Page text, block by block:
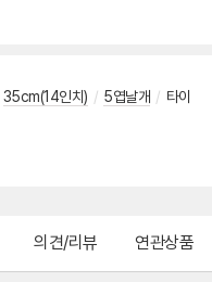
35cm(14인치) / 5엽날개 / 타이
의견/리뷰 연관상품